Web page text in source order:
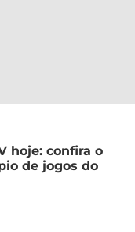
hoje: confira o
de jogos do